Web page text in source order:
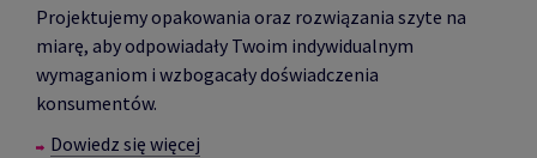
Projektujemy opakowania oraz rozwiązania szyte na
miarę, aby odpowiadały Twoim indywidualnym
wymaganiom i wzbogacały doświadczenia
konsumentów.
Dowiedz się więcej